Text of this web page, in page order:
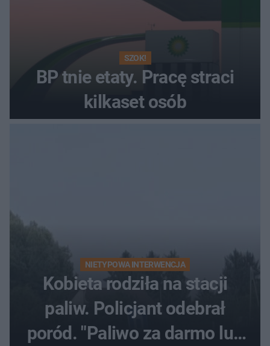
SZOK!
BP tnie etaty. Pracę straci
kilkaset osób
NIETYPOWA INTERWENCJA
Kobieta rodziła na stacji
paliw. Policjant odebrał
poród. "Paliwo za darmo lub